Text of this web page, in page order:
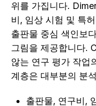
위를 가집니다.
비, 임상 시험 및 특
출판물 중심 색인보
그림을 제공합니다.
않는 연구 평가 작업
계층은 대부분의 분
출판물, 연구비,